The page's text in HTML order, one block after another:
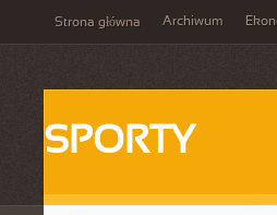
Strona główna Archiwum
SPORTY